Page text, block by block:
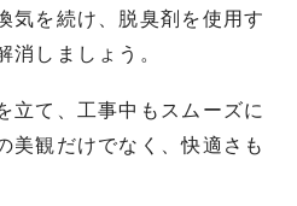
気を続け、脱臭剤を使用す
消しましょう。
立て、工事中もスムーズに
美観だけでなく、快適さも